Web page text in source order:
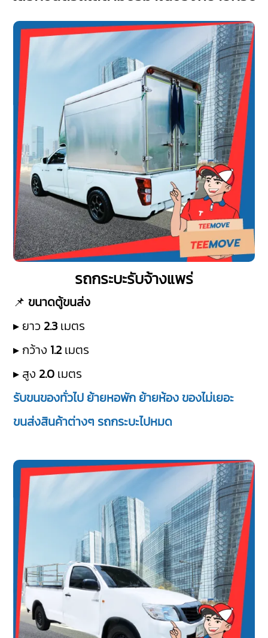
รถกระบะรับจ้างแพร่
📌 ขนาดตู้ขนส่ง
▸ ยาว 2.3 เมตร
▸ กว้าง 1.2 เมตร
▸ สูง 2.0 เมตร
รับขนของทั่วไป ย้ายหอพัก ย้ายห้อง ของไม่เยอะ
ขนส่งสินค้าต่างๆ รถกระบะไปหมด